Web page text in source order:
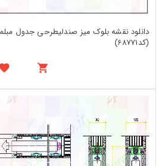
(کد68771)